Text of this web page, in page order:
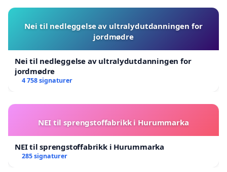
Nei til nedleggelse av ultralydutdanningen for
jordmødre
Nei til nedleggelse av ultralydutdanningen for
jordmødre
4 758 signaturer
NEI til sprengstoffabrikk i Hurummarka
NEI til sprengstoffabrikk i Hurummarka
285 signaturer